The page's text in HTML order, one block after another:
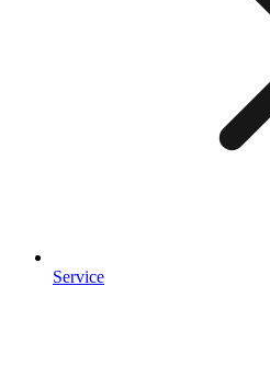
Service